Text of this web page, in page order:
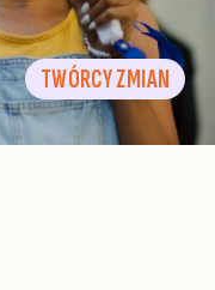
TWÓRCY ZMIAN